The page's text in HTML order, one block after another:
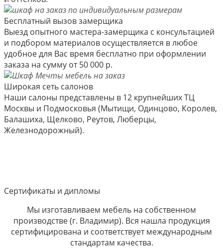
Бесплатный вызов замерщика
Выезд опытного мастера-замерщика с консультацией
и подбором материалов осуществляется в любое
удобное для Вас время бесплатно при оформлении
заказа на сумму от 50 000 р.
Широкая сеть салонов
Наши салоны представлены в 12 крупнейших ТЦ
Москвы и Подмосковья (Мытищи, Одинцово, Королев,
Балашиха, Щелково, Реутов, Люберцы,
Железнодорожный).
Сертификаты и дипломы
Мы изготавливаем мебель на собственном
производстве (г. Владимир). Вся нашла продукция
сертифицирована и соответствует международным
стандартам качества.